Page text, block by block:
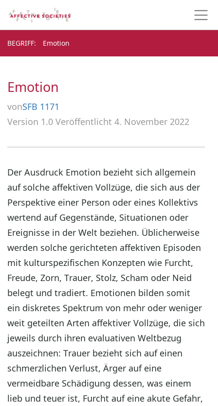
BEGRIFF Emotion
BEGRIFF
Emotion
vonSFB 1171
Version 1.0 Veröffentlicht 4. November 2022
Der Ausdruck Emotion bezieht sich allgemein
auf solche affektiven Vollzüge, die sich aus der
Perspektive einer Person oder eines Kollektivs
wertend auf Gegenstände, Situationen oder
Ereignisse in der Welt beziehen. Üblicherweise
werden solche gerichteten affektiven Episoden
mit kulturspezifischen Konzepten wie Furcht,
Freude, Zorn, Trauer, Stolz, Scham oder Neid
belegt und tradiert. Emotionen bilden somit
ein diskretes Spektrum von mehr oder weniger
weit geteilten Arten affektiver Vollzüge, die sich
jeweils durch ihren evaluativen Weltbezug
auszeichnen: Trauer bezieht sich auf einen
schmerzlichen Verlust, Ärger auf eine
vermeidbare Schädigung dessen, was einem
lieb und teuer ist, Furcht auf eine akute Gefahr,